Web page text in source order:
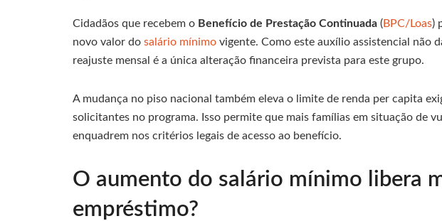
Cidadãos que recebem o Benefício de Prestação Continuada (BPC/Loas)
novo valor do salário mínimo vigente. Como este auxílio assistencial não
reajuste mensal é a única alteração financeira prevista para este grupo.
A mudança no piso nacional também eleva o limite de renda per capita
solicitantes no programa. Isso permite que mais famílias em situação de
enquadrem nos critérios legais de acesso ao benefício.
O aumento do salário mínimo libera
empréstimo?